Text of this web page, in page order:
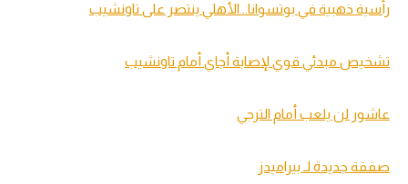
رأسية ذهبية في بوتسوانا.. الأهلي ينتصر على تاونشيب
تشخيص مبدئي قوي لإصابة أجاي أمام تاونشيب
عاشور لن يلعب أمام الترجي
صفقة جديدة لـ بيراميدز